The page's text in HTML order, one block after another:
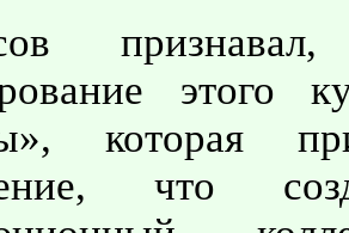
этого
которая
что